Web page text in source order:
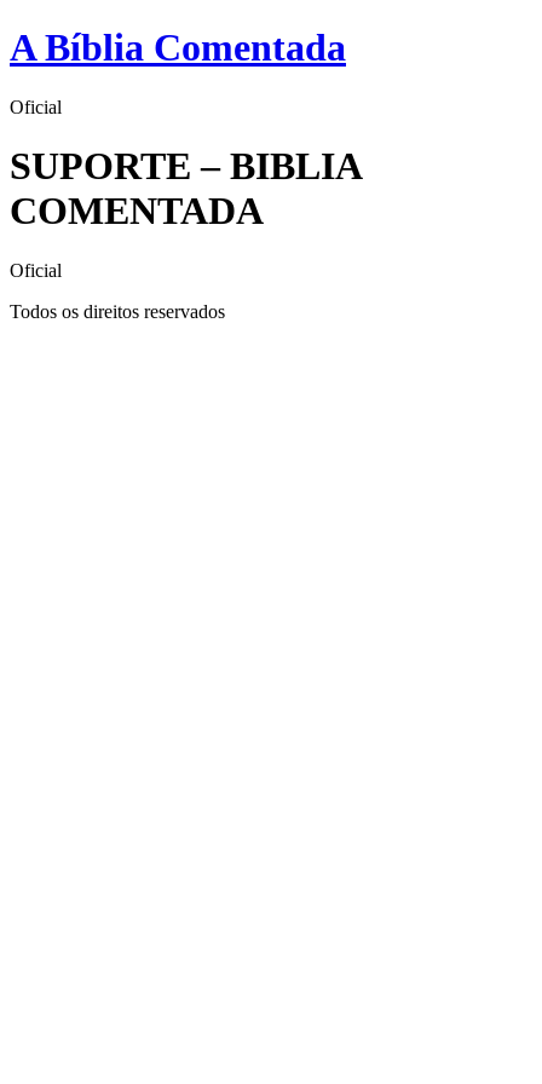
Pular
para
conteúdo
A Bíblia Comentada
Oficial
SUPORTE – BIBLIA
COMENTADA
Oficial
Todos os direitos reservados